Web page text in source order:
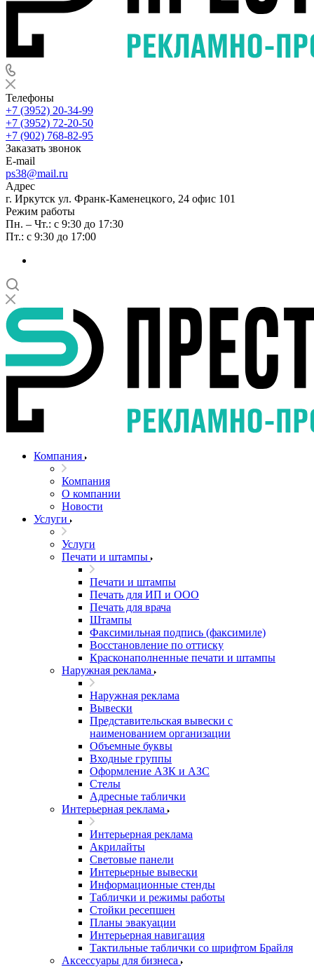
Телефоны
+7 (3952) 20-34-99
+7 (3952) 72-20-50
+7 (902) 768-82-95
Заказать звонок
E-mail
ps38@mail.ru
Адрес
г. Иркутск ул. Франк-Каменецкого, 24 офис 101
Режим работы
Пн. – Чт.: с 9:30 до 17:30
Пт.: с 9:30 до 17:00
Компания
Компания
О компании
Новости
Услуги
Услуги
Печати и штампы
Печати и штампы
Печать для ИП и ООО
Печать для врача
Штампы
Факсимильная подпись (факсимиле)
Восстановление по оттиску
Красконаполненные печати и штампы
Наружная реклама
Наружная реклама
Вывески
Представительская вывески с
наименованием организации
Объемные буквы
Входные группы
Оформление АЗК и АЗС
Стелы
Адресные таблички
Интерьерная реклама
Интерьерная реклама
Акрилайты
Световые панели
Интерьерные вывески
Информационные стенды
Таблички и режимы работы
Стойки ресепшен
Планы эвакуации
Интерьерная навигация
Тактильные таблички со шрифтом Брайля
Аксессуары для бизнеса